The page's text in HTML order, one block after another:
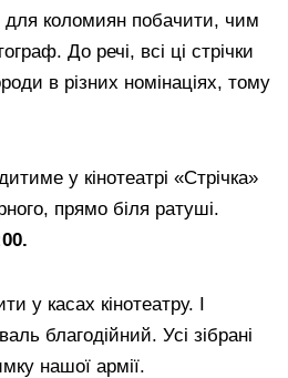
коломиян побачити, чим
До речі, всі ці стрічки
в різних номінаціях, тому
у кінотеатрі «Стрічка»
прямо біля ратуші.
у касах кінотеатру. І
благодійний. Усі зібрані
нашої армії.